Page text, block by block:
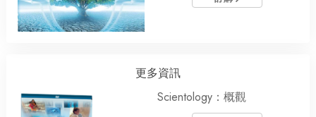
更多資訊
Scientology：概觀